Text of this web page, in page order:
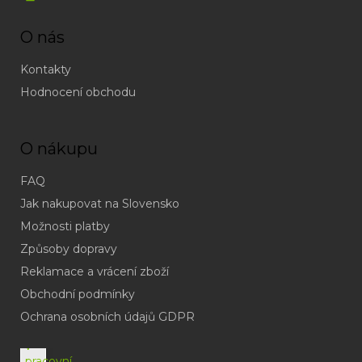
O nás
Kontakty
Hodnocení obchodu
O nákupu
FAQ
Jak nakupovat na Slovensko
Možnosti platby
Způsoby dopravy
Reklamace a vrácení zboží
Obchodní podmínky
Ochrana osobních údajů GDPR
(odpověď
do
v